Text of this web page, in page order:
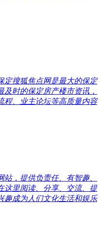
定搜狐焦点网是最大的保定
时的保定房产楼市资讯，
程、业主论坛等高质量内容
，提供负责任、有智趣、
这里阅读、分享、交流、提
趣成为人们文化生活和娱乐